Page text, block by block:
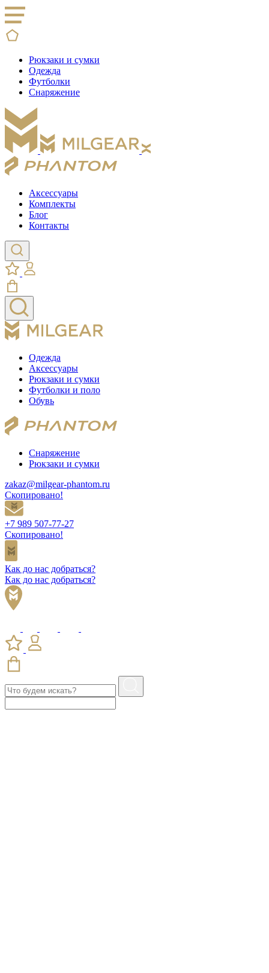
Рюкзаки и сумки
Одежда
Футболки
Снаряжение
Аксессуары
Комплекты
Блог
Контакты
Одежда
Аксессуары
Рюкзаки и сумки
Футболки и поло
Обувь
Снаряжение
Рюкзаки и сумки
zakaz@milgear-phantom.ru
Скопировано!
+7 989 507-77-27
Скопировано!
Как до нас добраться?
Как до нас добраться?